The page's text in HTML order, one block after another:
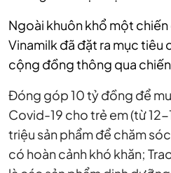
Ngoài khuôn khổ một
Vinamilk đã đặt ra mục
cộng đồng thông qua
Đóng góp 10 tỷ đồng để
Covid-19 cho trẻ em (từ 12-
triệu sản phẩm để chăm
có hoàn cảnh khó khăn;